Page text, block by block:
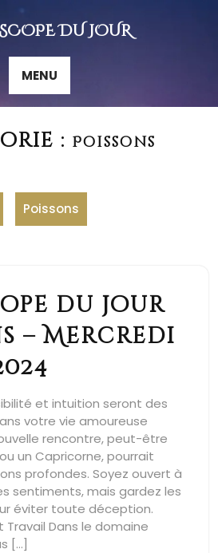
DU JOUR
MENU
: Poissons
Poissons
du jour
– Mercredi
et intuition seront des
votre vie amoureuse
rencontre, peut-être
un Capricorne, pourrait
profondes. Soyez ouvert à
sentiments, mais gardez les
éviter toute déception.
Dans le domaine
[…]